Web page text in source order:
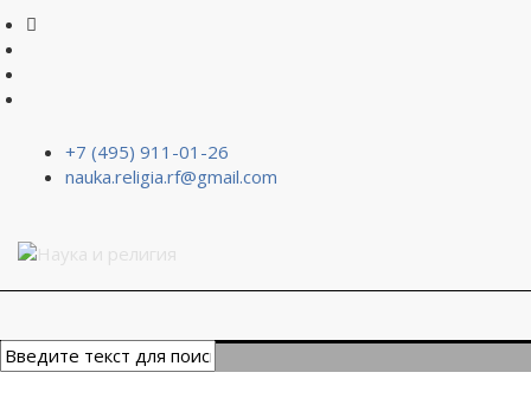
+7 (495) 911-01-26
nauka.religia.rf@gmail.com